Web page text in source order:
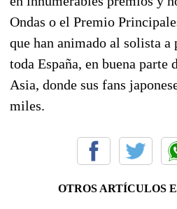
Ondas o el Premio
que han animado al solista a
toda España, en buena parte
Asia, donde sus fans
miles.
OTROS ARTÍCULOS